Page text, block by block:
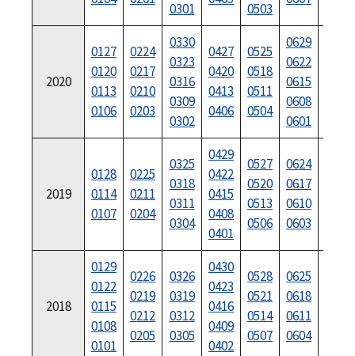
0301
0503
2020
0127
0120
0113
0106
0224
0217
0210
0203
0330
0323
0316
0309
0302
0427
0420
0413
0406
0525
0518
0511
0504
0629
0622
0615
0608
0601
2019
0128
0114
0107
0225
0211
0204
0325
0318
0311
0304
0429
0422
0415
0408
0401
0527
0520
0513
0506
0624
0617
0610
0603
2018
0129
0122
0115
0108
0101
0226
0219
0212
0205
0326
0319
0312
0305
0430
0423
0416
0409
0402
0528
0521
0514
0507
0625
0618
0611
0604